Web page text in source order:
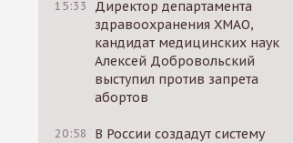
15:33
Директор департамента
здравоохранения ХМАО,
кандидат медицинских наук
Алексей Добровольский
выступил против запрета
абортов
20:58
В России создадут систему